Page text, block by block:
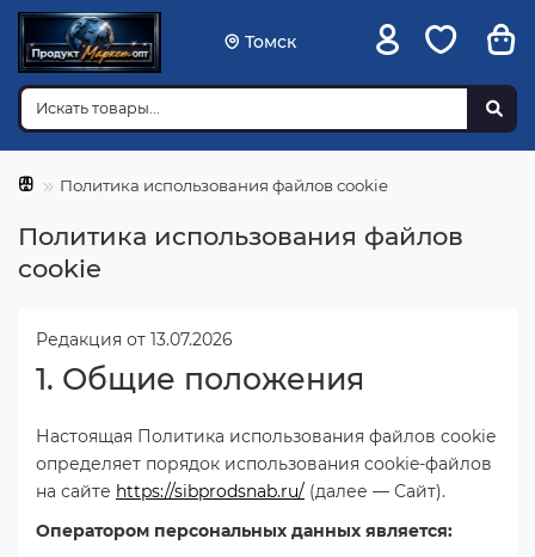
Томск
Политика использования файлов cookie
Политика использования файлов
cookie
Редакция от 13.07.2026
1. Общие положения
Настоящая Политика использования файлов cookie
определяет порядок использования cookie-файлов
на сайте https://sibprodsnab.ru/ (далее — Сайт).
Оператором персональных данных является: